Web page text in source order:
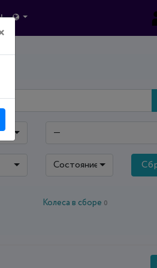
—
Состояние: все
Колеса в сборе 0